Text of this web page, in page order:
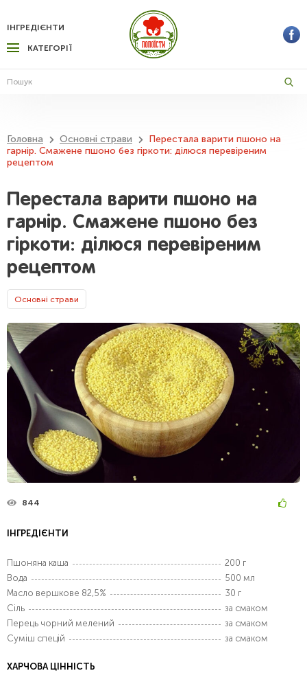
КАТЕГОРІЇ
ІНГРЕДІЄНТИ
Головна Основні страви
Перестала варити пшоно на
гарнір. Смажене пшоно без гіркоти: ділюся перевіреним
рецептом
Перестала варити пшоно на
гарнір. Смажене пшоно без
гіркоти: ділюся перевіреним
рецептом
Основні страви
844
ІНГРЕДІЄНТИ
Пшоняна каша
200 г
Вода
500 мл
Масло вершкове 82,5%
30 г
Сіль
за смаком
Перець чорний мелений
за смаком
Суміш спецій
за смаком
ХАРЧОВА ЦІННІСТЬ